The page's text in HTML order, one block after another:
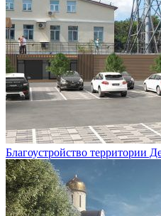
Благоустройство территории